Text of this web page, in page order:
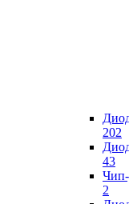
202
43
2